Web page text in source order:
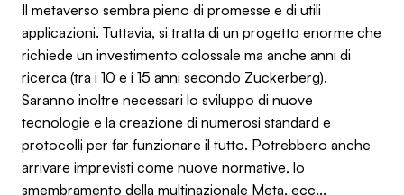
Il metaverso sembra pieno di promesse e di utili
applicazioni. Tuttavia, si tratta di un progetto enorme che
richiede un investimento colossale ma anche anni di
ricerca (tra i 10 e i 15 anni secondo Zuckerberg).
Saranno inoltre necessari lo sviluppo di nuove
tecnologie e la creazione di numerosi standard e
protocolli per far funzionare il tutto. Potrebbero anche
arrivare imprevisti come nuove normative, lo
smembramento della multinazionale Meta, ecc...